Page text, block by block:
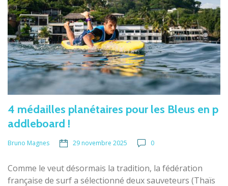
4 médailles planétaires pour les Bleus en p
addleboard !
Bruno Magnes 29 novembre 2025 0
Comme le veut désormais la tradition, la fédération
française de surf a sélectionné deux sauveteurs (Thaïs